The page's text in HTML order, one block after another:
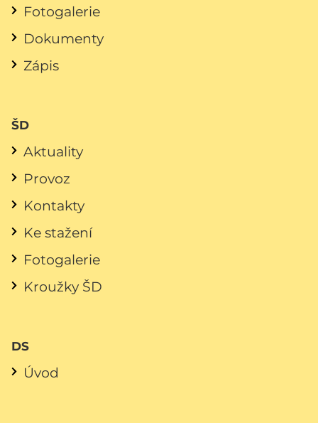
Fotogalerie
Dokumenty
Zápis
ŠD
Aktuality
Provoz
Kontakty
Ke stažení
Fotogalerie
Kroužky ŠD
DS
Úvod